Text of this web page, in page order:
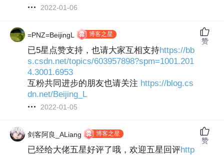
2022-01-06
=PNZ=BeijingL 博客之星
已5星点赞支持，也请大家互相支持https://bb
s.csdn.net/topics/603957898?spm=1001.201
4.3001.6953
互粉共同进步的朋友也请关注 https://blog.cs
dn.net/Beijing_L
2022-01-05
赞
剑客阿良_ALiang 博客之星
已经给大佬五星好评了哦，欢迎五星回评http
赞